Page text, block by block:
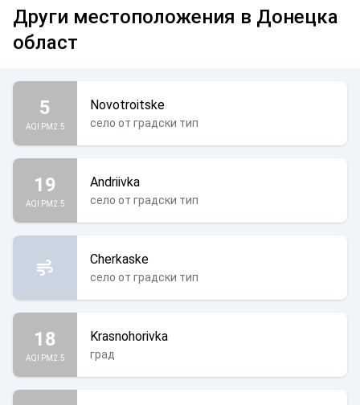
Други местоположения в Донецка
област
5
AQI PM2.5
Novotroitske
село от градски тип
19
AQI PM2.5
Andriivka
село от градски тип
Cherkaske
село от градски тип
18
AQI PM2.5
Krasnohorivka
град